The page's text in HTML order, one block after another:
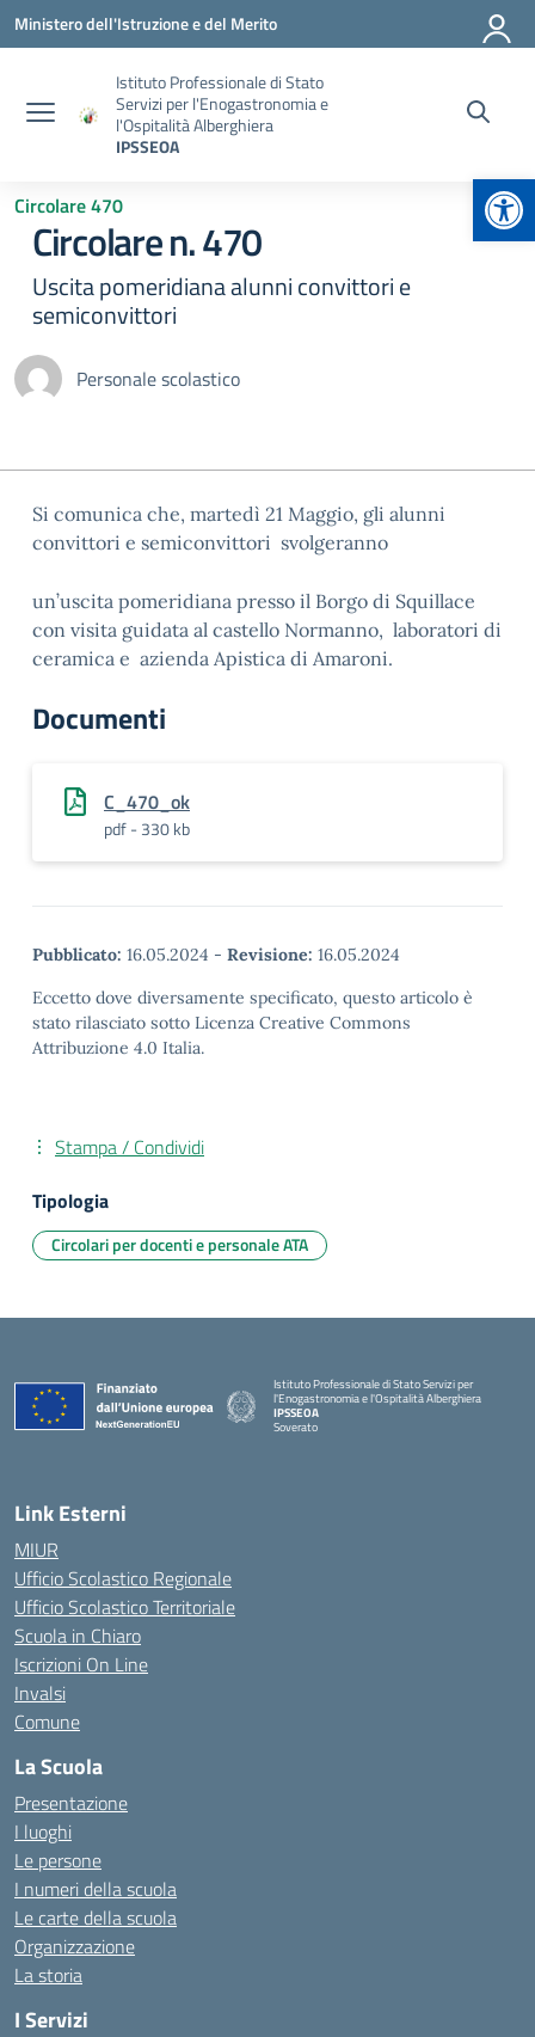
Vai ai contenuti
Vai al menu di navigazione
Vai al footer
Ministero dell'Istruzione e del Merito
Istituto Professionale di Stato
Servizi per l'Enogastronomia e
l'Ospitalità Alberghiera
IPSSEOA
Circolare 470
Circolare n. 470
Uscita pomeridiana alunni convittori e
semiconvittori
Personale scolastico
Si comunica che, martedì 21 Maggio, gli alunni
convittori e semiconvittori svolgeranno
un’uscita pomeridiana presso il Borgo di Squillace
con visita guidata al castello Normanno, laboratori di
ceramica e azienda Apistica di Amaroni.
Documenti
C_470_ok
pdf - 330 kb
Pubblicato: 16.05.2024 - Revisione: 16.05.2024
Eccetto dove diversamente specificato, questo articolo è
stato rilasciato sotto Licenza Creative Commons
Attribuzione 4.0 Italia.
Stampa / Condividi
Tipologia
Circolari per docenti e personale ATA
Istituto Professionale di Stato Servizi per
l'Enogastronomia e l'Ospitalità Alberghiera
IPSSEOA
Soverato
Link Esterni
MIUR
Ufficio Scolastico Regionale
Ufficio Scolastico Territoriale
Scuola in Chiaro
Iscrizioni On Line
Invalsi
Comune
La Scuola
Presentazione
I luoghi
Le persone
I numeri della scuola
Le carte della scuola
Organizzazione
La storia
I Servizi